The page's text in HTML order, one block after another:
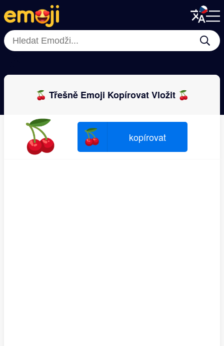
Menu
Close
Menu
Close
🍒 Třešně Emoji Kopírovat Vložit 🍒
🍒 🍒 kopírovat